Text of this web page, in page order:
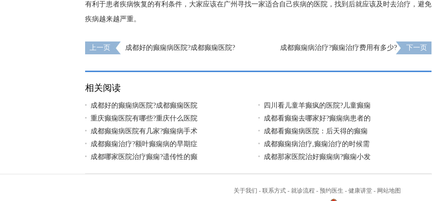
有利于患者疾病恢复的有利条件，大家应该在广州寻找一家适合自己疾病的医院，找到后就应该及时去治疗，避免
疾病越来越严重。
上一页 成都好的癫痫病医院?成都癫痫医院? 成都癫痫病治疗?癫痫治疗费用有多少? 下一页
相关阅读
成都好的癫痫病医院?成都癫痫医院
四川看儿童羊癫疯的医院?儿童癫痫
重庆癫痫医院有哪些?重庆什么医院
成都看癫痫去哪家好?癫痫病患者的
成都癫痫病医院有几家?癫痫病手术
成都看癫痫病医院：后天得的癫痫
成都癫痫治疗?额叶癫痫病的早期症
成都癫痫病治疗,癫痫治疗的时候需
成都哪家医院治疗癫痫?遗传性的癫
成都那家医院治好癫痫病?癫痫小发
关于我们 - 联系方式 - 就诊流程 - 预约医生 - 健康讲堂 - 网站地图